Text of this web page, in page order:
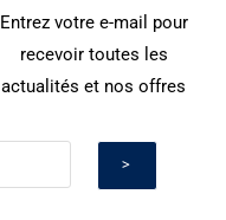
Entrez votre e-mail pour
recevoir toutes les
actualités et nos offres